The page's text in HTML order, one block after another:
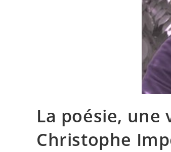
La poésie,
Christophe